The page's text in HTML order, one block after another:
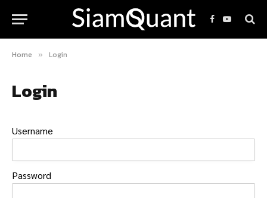
Facebook
YouTube
Home » Login
Login
Username
Password